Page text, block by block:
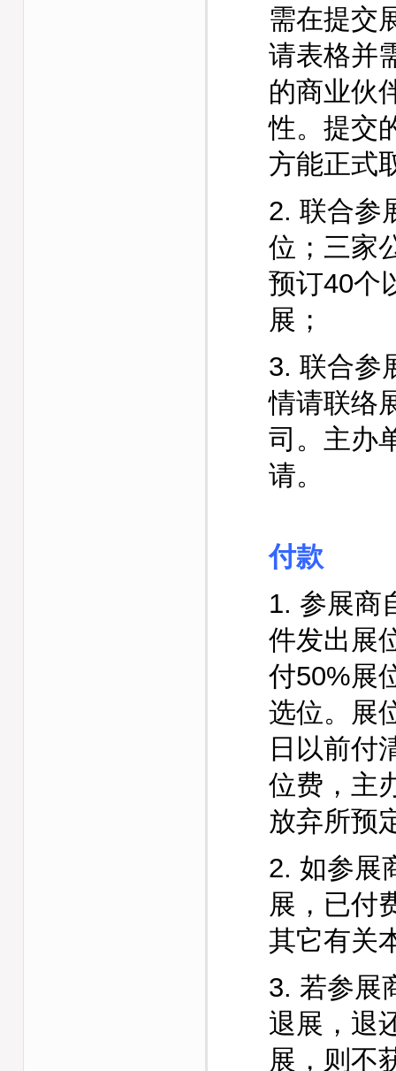
需在提交
请表格并
的商业伙
性。提交
方能正式
2. 联合参
位；三家
预订40个
展；
3. 联合参
情请联络
司。主办
请。
付款
1. 参展商
件发出展
付50%展
选位。展
日以前付
位费，主
放弃所预
2. 如参展
展，已付
其它有关
3. 若参展
退展，退
展，则不